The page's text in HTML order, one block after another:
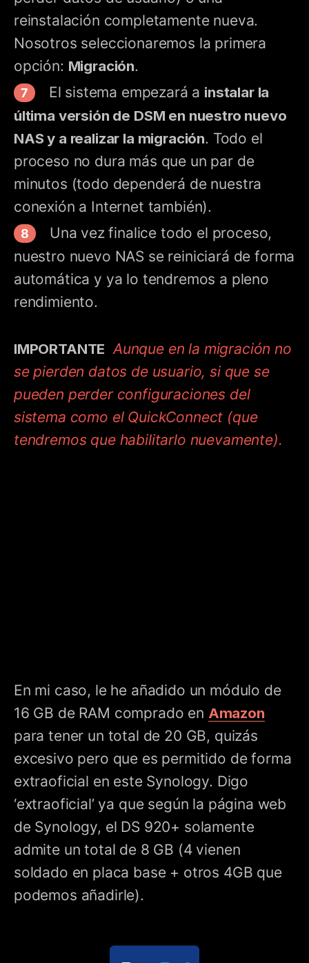
reinstalación completamente nueva.
Nosotros seleccionaremos la primera
opción: Migración.
El sistema empezará a instalar la
última versión de DSM en nuestro nuevo
NAS y a realizar la migración. Todo el
proceso no dura más que un par de
minutos (todo dependerá de nuestra
conexión a Internet también).
Una vez finalice todo el proceso,
nuestro nuevo NAS se reiniciará de forma
automática y ya lo tendremos a pleno
rendimiento.
IMPORTANTE Aunque en la migración no
se pierden datos de usuario, si que se
pueden perder configuraciones del
sistema como el QuickConnect (que
tendremos que habilitarlo nuevamente).
En mi caso, le he añadido un módulo de
16 GB de RAM comprado en Amazon
para tener un total de 20 GB, quizás
excesivo pero que es permitido de forma
extraoficial en este Synology. Digo
‘extraoficial’ ya que según la página web
de Synology, el DS 920+ solamente
admite un total de 8 GB (4 vienen
soldado en placa base + otros 4GB que
podemos añadirle).